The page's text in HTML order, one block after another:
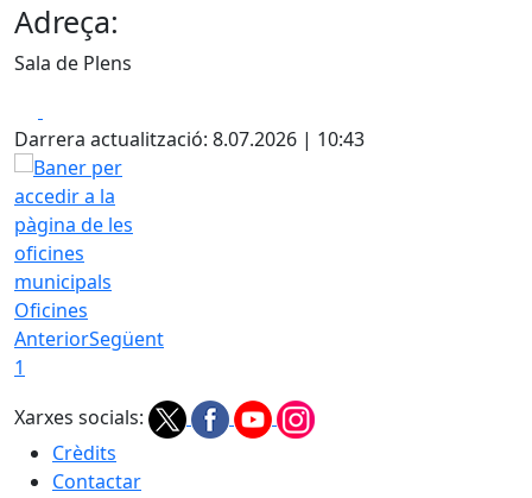
Adreça:
Sala de Plens
Darrera actualització: 8.07.2026 | 10:43
Oficines
AnteriorSegüent
1
Xarxes socials:
Crèdits
Contactar